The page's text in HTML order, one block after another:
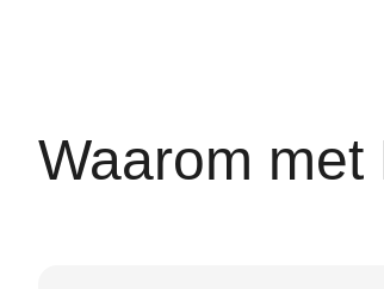
Waarom